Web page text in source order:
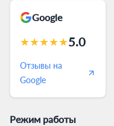
Google
★★★★★5.0
Отзывы на
Google
Режим работы